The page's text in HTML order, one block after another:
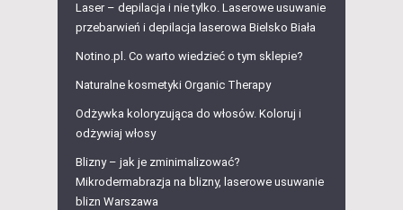
Laser – depilacja i nie tylko. Laserowe usuwanie
przebarwień i depilacja laserowa Bielsko Biała
Notino.pl. Co warto wiedzieć o tym sklepie?
Naturalne kosmetyki Organic Therapy
Odżywka koloryzująca do włosów. Koloruj i
odżywiaj włosy
Blizny – jak je zminimalizować?
Mikrodermabrazja na blizny, laserowe usuwanie
blizn Warszawa